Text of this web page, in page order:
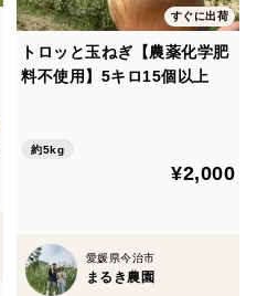
すぐに出荷
トロッと玉ねぎ【農薬化学肥
料不使用】5キロ15個以上
約5kg
¥2,000
愛媛県今治市
まるき農園